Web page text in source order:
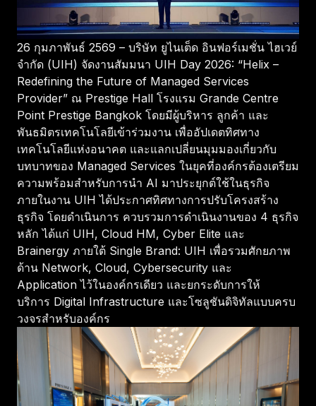
26 กุมภาพันธ์ 2569 – บริษัท ยูไนเต็ด อินฟอร์เมชั่น ไฮเวย์
จำกัด (UIH) จัดงานสัมมนา UIH Day 2026: “Helix –
Redefining the Future of Managed Services
Provider” ณ Prestige Hall โรงแรม Grande Centre
Point Prestige Bangkok โดยมีผู้บริหาร ลูกค้า และ
พันธมิตรเทคโนโลยีเข้าร่วมงาน เพื่ออัปเดตทิศทาง
เทคโนโลยีแห่งอนาคต และแลกเปลี่ยนมุมมองเกี่ยวกับ
บทบาทของ Managed Services ในยุคที่องค์กรต้องเตรียม
ความพร้อมสำหรับการนำ AI มาประยุกต์ใช้ในธุรกิจ
ภายในงาน UIH ได้ประกาศทิศทางการปรับโครงสร้าง
ธุรกิจ โดยดำเนินการ ควบรวมการดำเนินงานของ 4 ธุรกิจ
หลัก ได้แก่ UIH, Cloud HM, Cyber Elite และ
Brainergy ภายใต้ Single Brand: UIH เพื่อรวมศักยภาพ
ด้าน Network, Cloud, Cybersecurity และ
Application ไว้ในองค์กรเดียว และยกระดับการให้
บริการ Digital Infrastructure และโซลูชันดิจิทัลแบบครบ
วงจรสำหรับองค์กร